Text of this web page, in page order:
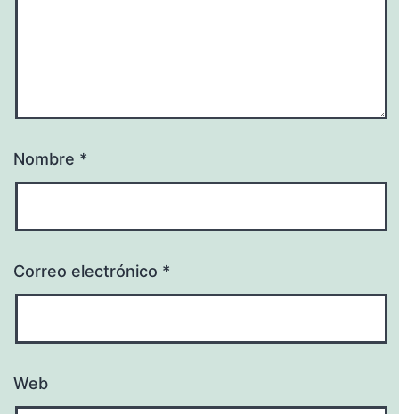
Nombre *
Correo electrónico *
Web